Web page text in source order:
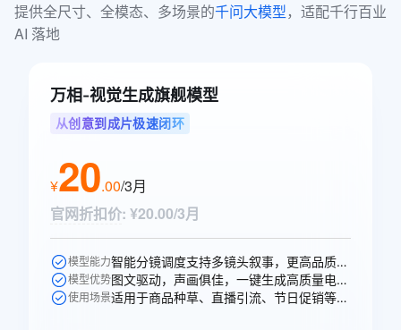
提供全尺寸、全模态、多场景的千问大模型，适配千行百业
AI 落地
万相-视觉生成旗舰模型
从创意到成片极速闭环
¥20.00/3月
官网折扣价: ¥20.00/3月
模型能力 智能分镜调度支持多镜头叙事，更高品质的声音生成，多人稳定对话。
模型优势 图文驱动，声画俱佳，一键生成高质量电商、广告场景视频。
使用场景 适用于商品种草、直播引流、节日促销等电商、广告、短剧视频创作场景。